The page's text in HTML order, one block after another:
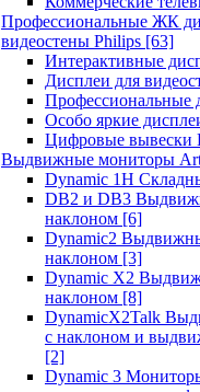
Профессиональные ЖК
видеостены Philips [63]
Интерактивные
Дисплеи для
Профессиональные
Особо яркие
Цифровые вывески
Выдвижные мониторы
Dynamic 1Н
DB2 и DB3
наклоном [6]
Dynamic2
наклоном [3]
Dynamic X2
наклоном [8]
DynamicX2Talk
с наклоном и
[2]
Dynamic 3